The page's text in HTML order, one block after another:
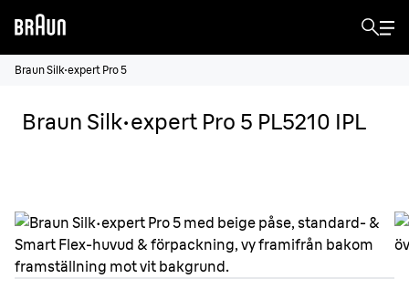
Braun Silk·expert Pro 5
Braun Silk·expert Pro 5 PL5210 IPL